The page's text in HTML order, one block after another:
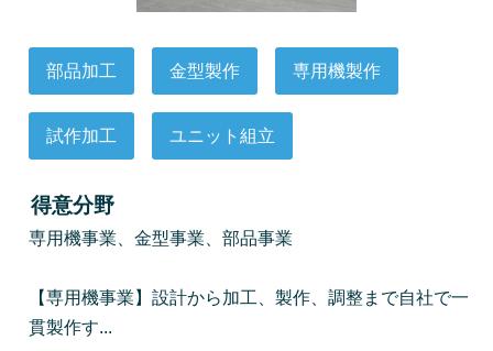
部品加工 金型製作 専用機製作
試作加工 ユニット組立
得意分野
専用機事業、金型事業、部品事業
【専用機事業】設計から加工、製作、調整まで自社で一
貫製作す...